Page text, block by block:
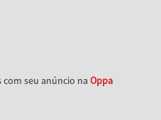
com seu anúncio na Oppa